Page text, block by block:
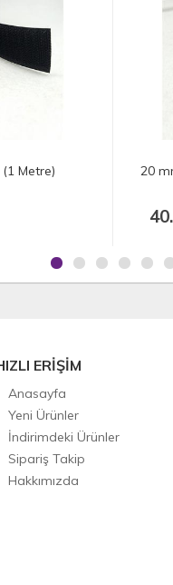
Metre) 20
ERİŞİM
Anasayfa
Yeni Ürünler
İndirimdeki Ürünler
Sipariş Takip
Hakkımızda